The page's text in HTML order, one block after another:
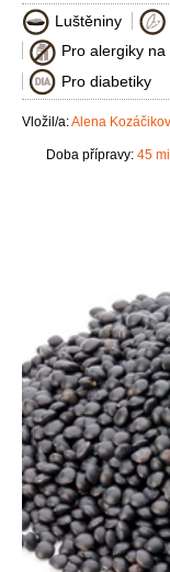
Luštěniny
Pro alergiky na
Pro diabetiky
Vložil/a:Alena
Doba přípravy: 45